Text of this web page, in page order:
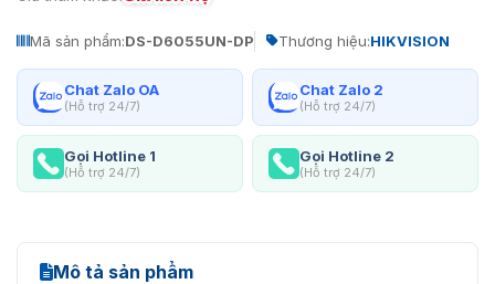
Mã sản phẩm:DS-D6055UN-DP Thương hiệu:HIKVISION
Chat Zalo OA
(Hỗ trợ 24/7)
Chat Zalo 2
(Hỗ trợ 24/7)
Gọi Hotline 1
(Hỗ trợ 24/7)
Gọi Hotline 2
(Hỗ trợ 24/7)
Mô tả sản phẩm